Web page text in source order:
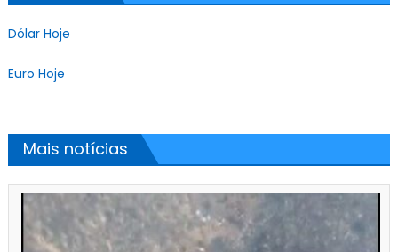
Dólar Hoje
Euro Hoje
Mais notícias